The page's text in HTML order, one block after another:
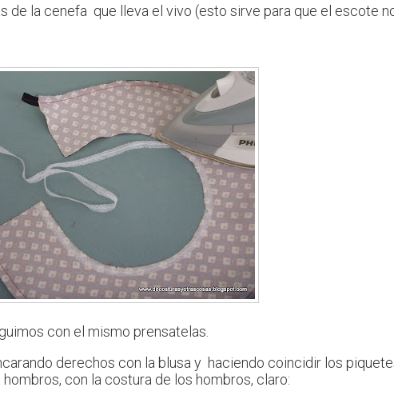
de la cenefa que lleva el vivo (esto sirve para que el escote
con el mismo prensatelas.
derechos con la blusa y haciendo coincidir los
hombros, con la costura de los hombros, claro: